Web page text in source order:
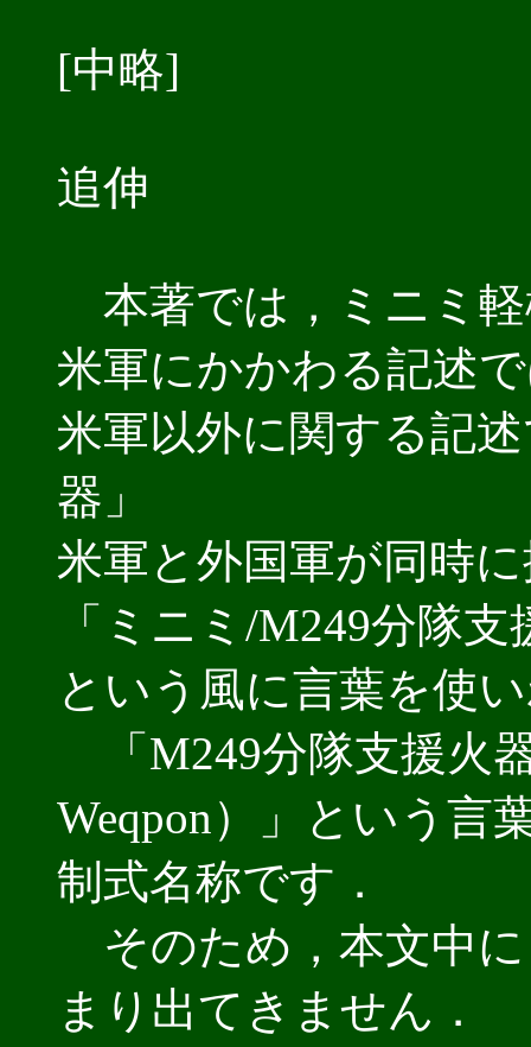
[中略]
追伸
本著では，ミニミ
米軍にかかわる記述
米軍以外に関する記
器」
米軍と外国軍が同時
「ミニミ/M249分隊支
という風に言葉を使
「M249分隊支援火
Weqpon）」という言
制式名称です．
そのため，本文中
まり出てきません．